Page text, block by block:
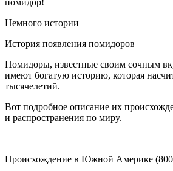
помидор!
Немного истории
История появления помидоров
Помидоры, известные своим сочным
имеют богатую историю, которая
тысячелетий.
Вот подробное описание их
и распространения по миру.
Происхождение в Южной Америке